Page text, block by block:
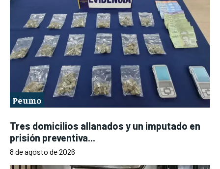
Peumo
Tres domicilios allanados y un imputado en
prisión preventiva...
8 de agosto de 2026